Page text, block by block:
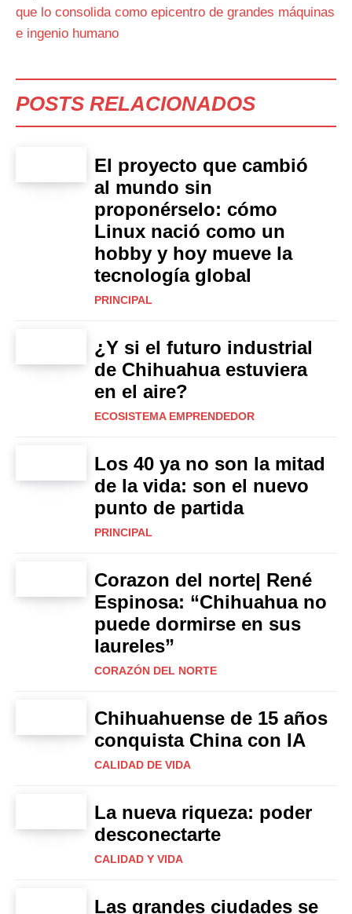
que lo consolida como epicentro de grandes máquinas
e ingenio humano
POSTS RELACIONADOS
El proyecto que cambió
al mundo sin
proponérselo: cómo
Linux nació como un
hobby y hoy mueve la
tecnología global
PRINCIPAL
¿Y si el futuro industrial
de Chihuahua estuviera
en el aire?
ECOSISTEMA EMPRENDEDOR
Los 40 ya no son la mitad
de la vida: son el nuevo
punto de partida
PRINCIPAL
Corazon del norte| René
Espinosa: “Chihuahua no
puede dormirse en sus
laureles”
CORAZÓN DEL NORTE
Chihuahuense de 15 años
conquista China con IA
CALIDAD DE VIDA
La nueva riqueza: poder
desconectarte
CALIDAD Y VIDA
Las grandes ciudades se